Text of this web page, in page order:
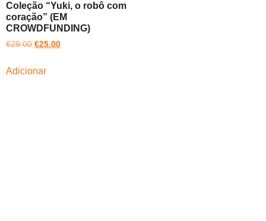
Coleção “Yuki, o robô com
coração” (EM
CROWDFUNDING)
€29.00 €25.00
Adicionar